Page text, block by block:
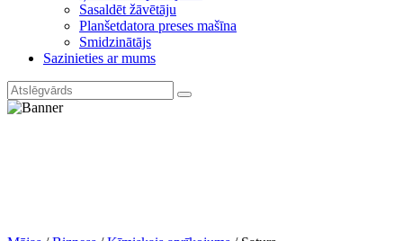
Sasaldēt žāvētāju
Planšetdatora preses mašīna
Smidzinātājs
Sazinieties ar mums